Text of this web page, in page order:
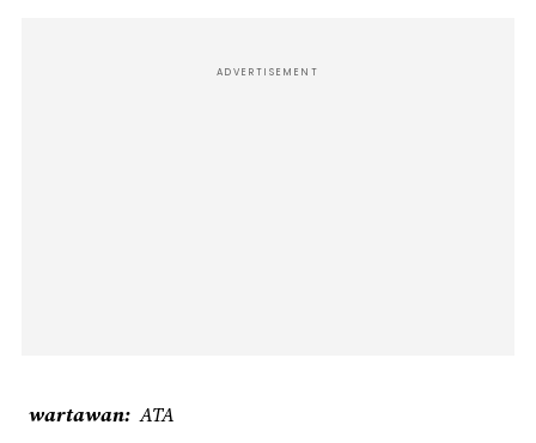
ADVERTISEMENT
wartawan ATA